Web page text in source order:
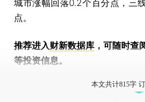
城市涨幅回落0.2个百分点，三
点。
推荐进入财新数据库 ，可随时查
等投资信息。
本文共计815字